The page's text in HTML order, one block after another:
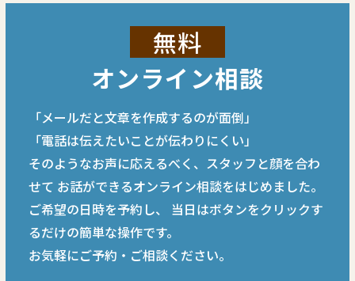
無料
オンライン相談
「メールだと文章を作成するのが面倒」
「電話は伝えたいことが伝わりにくい」
そのようなお声に応えるべく、スタッフと顔を合わ
せて お話ができるオンライン相談をはじめました。
ご希望の日時を予約し、
当日はボタンをクリックす
るだけの簡単な操作です。
お気軽にご予約・ご相談ください。